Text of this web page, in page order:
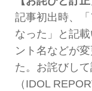
記事初出時、
なった」と記
ント名などが
た。お詫びして
（IDOL